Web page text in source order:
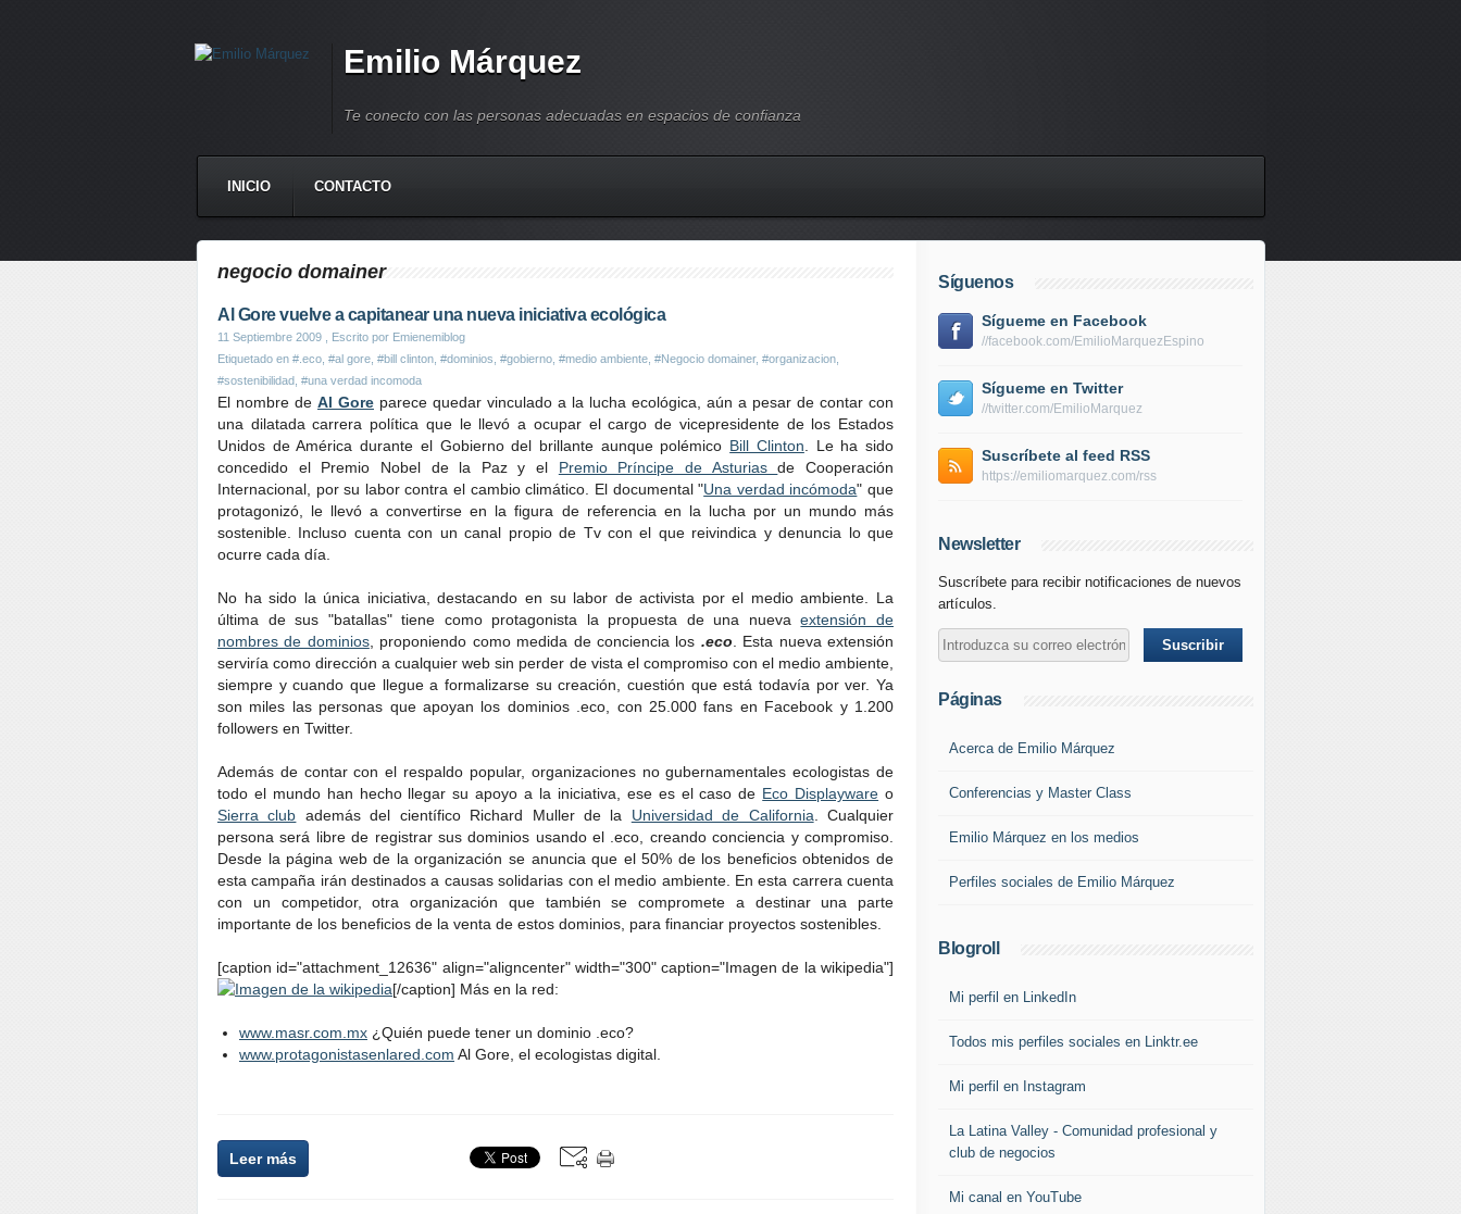
Emilio Márquez
Te conecto con las personas adecuadas en espacios de confianza
INICIO CONTACTO
negocio domainer
Al Gore vuelve a capitanear una nueva iniciativa ecológica
11 Septiembre 2009 , Escrito por Emienemiblog
Etiquetado en #.eco #al gore #bill clinton #dominios #gobierno #medio ambiente #Negocio domainer, #organizacion
#sostenibilidad #una verdad incomoda
El nombre de Al Gore parece quedar vinculado a la lucha ecológica, aún a pesar de contar con
una dilatada carrera política que le llevó a ocupar el cargo de vicepresidente de los Estados
Unidos de América durante el Gobierno del brillante aunque polémico Bill Clinton . Le ha sido
concedido el Premio Nobel de la Paz y el Premio Príncipe de Asturiasde Cooperación
Internacional, por su labor contra el cambio climático. El documental "Una verdad incómoda" que
protagonizó, le llevó a convertirse en la figura de referencia en la lucha por un mundo más
sostenible. Incluso cuenta con un canal propio de Tv con el que reivindica y denuncia lo que
ocurre cada día.
No ha sido la única iniciativa, destacando en su labor de activista por el medio ambiente. La
última de sus "batallas" tiene como protagonista la propuesta de una nuevaextensión de
nombres de dominios, proponiendo como medida de conciencia los .eco . Esta nueva extensión
serviría como dirección a cualquier web sin perder de vista el compromiso con el medio ambiente,
siempre y cuando que llegue a formalizarse su creación, cuestión que está todavía por ver. Ya
son miles las personas que apoyan los dominios .eco, con 25.000 fans en Facebook y 1.200
followers en Twitter.
Además de contar con el respaldo popular, organizaciones no gubernamentales ecologistas de
todo el mundo han hecho llegar su apoyo a la iniciativa, ese es el caso de Eco Displayware o
Sierra club además del científico Richard Muller de la Universidad de California . Cualquier
persona será libre de registrar sus dominios usando el .eco, creando conciencia y compromiso.
Desde la página web de la organización se anuncia que el 50% de los beneficios obtenidos de
esta campaña irán destinados a causas solidarias con el medio ambiente. En esta carrera cuenta
con un competidor, otra organización que también se compromete a destinar una parte
importante de los beneficios de la venta de estos dominios, para financiar proyectos sostenibles.
[caption id="attachment_12636" align="aligncenter" width="300" caption="Imagen de la wikipedia"]
[/caption] Más en la red:
www.masr.com.mx ¿Quién puede tener un dominio .eco?
www.protagonistasenlared.com Al Gore, el ecologistas digital.
Leer más
Síguenos
Sígueme en Facebook
//facebook.com/EmilioMarquezEspino
Sígueme en Twitter
//twitter.com/EmilioMarquez
Suscríbete al feed RSS
https://emiliomarquez.com/rss
Newsletter
Suscríbete para recibir notificaciones de nuevos
artículos.
Páginas
Acerca de Emilio Márquez
Conferencias y Master Class
Emilio Márquez en los medios
Perfiles sociales de Emilio Márquez
Blogroll
Mi perfil en LinkedIn
Todos mis perfiles sociales en Linktr.ee
Mi perfil en Instagram
La Latina Valley - Comunidad profesional y
club de negocios
Mi canal en YouTube